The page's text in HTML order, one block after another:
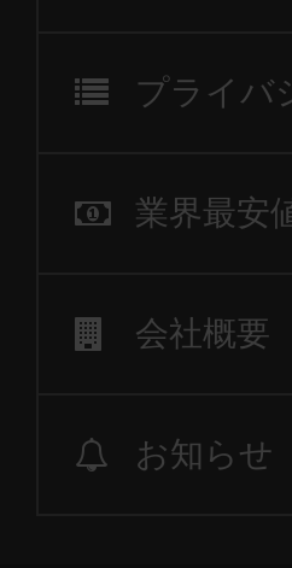
プライバ
業界最安
会社概要
お知らせ